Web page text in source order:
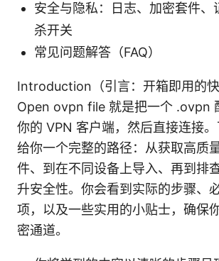
安全与隐私：日志、加密套件、
杀开关
常见问题解答（FAQ）
Introduction（引言：开箱即用的快
Open ovpn file 就是把一个 .ovpn
你的 VPN 客户端，然后直接连接
给你一个完整的路径：从获取高质
件、到在不同设备上导入、再到排
升安全性。你会看到实际的步骤、
项，以及一些实用的小贴士，确保
密通道。